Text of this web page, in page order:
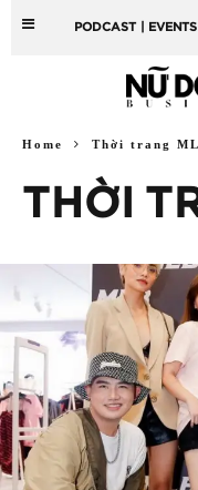
PODCAST | EVENTS
Home Thời trang
THỜI